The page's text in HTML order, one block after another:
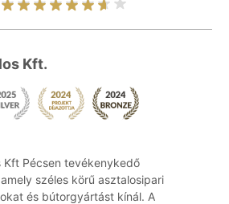
Kft.
Kft Pécsen tevékenykedő
széles körű asztalosipari
és bútorgyártást kínál. A